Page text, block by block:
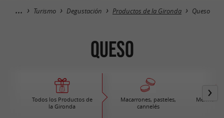
Turismo Degustación Productos de la Gironda Queso
Queso
Todos los Productos de
la Gironda
Macarrones, pasteles,
cannelés